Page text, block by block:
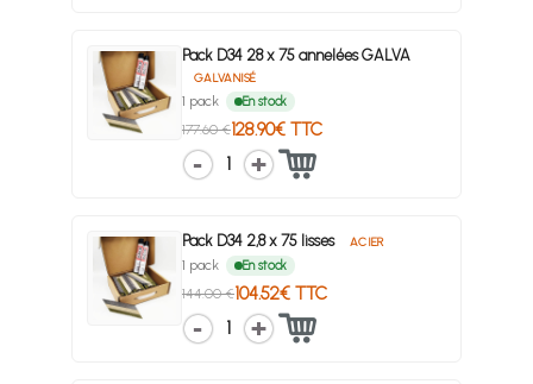
Pack D34 28 x 75 annelées GALVA
GALVANISÉ
1 pack En stock
177.60 €128.90€ TTC
1
Pack D34 2,8 x 75 lisses ACIER
1 pack En stock
144.00 €104.52€ TTC
1